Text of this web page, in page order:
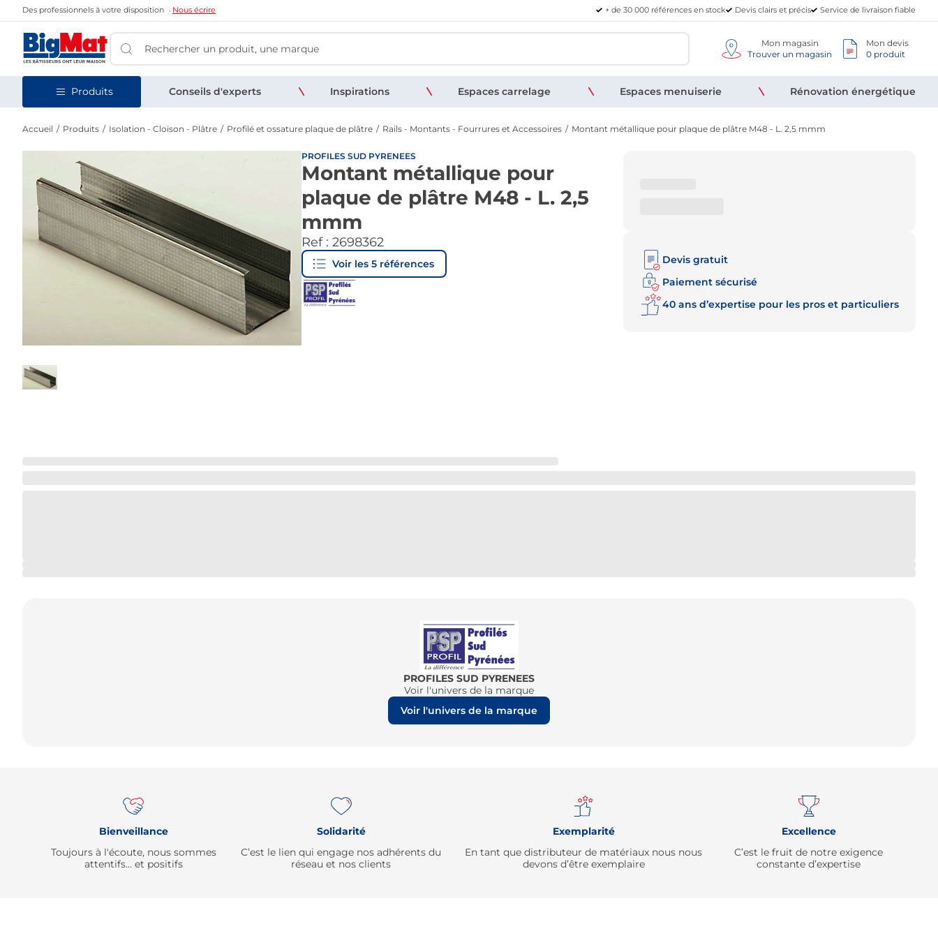
Des professionnels à votre disposition Nous écrire + de 30 000 références en stock Devis clairs et précis Service de livraison fiable
Mon magasin
Trouver un magasin
Mon devis
0 produit
Produits Conseils d'experts Inspirations Espaces carrelage Espaces menuiserie Rénovation énergétique
Accueil Produits Isolation - Cloison - Plâtre Profilé et ossature plaque de plâtre Rails - Montants - Fourrures et Accessoires Montant métallique pour plaque de plâtre M48 - L. 2,5 mmm
PROFILES SUD PYRENEES
Montant métallique pour
plaque de plâtre M48 - L. 2,5
mmm
Ref : 2698362
Voir les 5 références
Devis gratuit
Paiement sécurisé
40 ans d’expertise pour les pros et particuliers
PROFILES SUD PYRENEES
Voir l'univers de la marque
Voir l'univers de la marque
Bienveillance
Toujours à l'écoute, nous sommes
attentifs… et positifs
Solidarité
C’est le lien qui engage nos adhérents du
réseau et nos clients
Exemplarité
En tant que distributeur de matériaux nous nous
devons d’être exemplaire
Excellence
C’est le fruit de notre exigence
constante d’expertise